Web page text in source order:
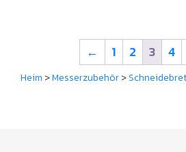
← 1 2 3 4
Heim >Messerzubehör>